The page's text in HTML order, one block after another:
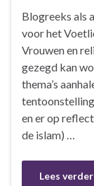
Blogreeks als
voor het
Vrouwen en
gezegd kan
thema’s
en er op
de islam) …
Lees verder